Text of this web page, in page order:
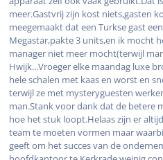
meer.Gastvrij zijn kost niets,gasten
meegemaakt dat een Turkse gast
Megastar,pakte 3 units,en ik mocht
manager niet meer mocht(terwijl
Hwijk...Vroeger elke maandag luxe
hele schalen met kaas en worst en
terwijl ze met mysteryguesten
man.Stank voor dank dat de betere
hoe het stuk loopt.Helaas zijn er
team te moeten vormen maar
geeft om het succes van de